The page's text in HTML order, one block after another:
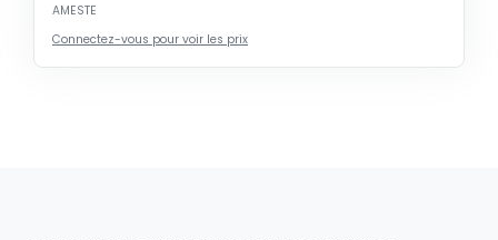
AMESTE
Connectez-vous pour voir les prix